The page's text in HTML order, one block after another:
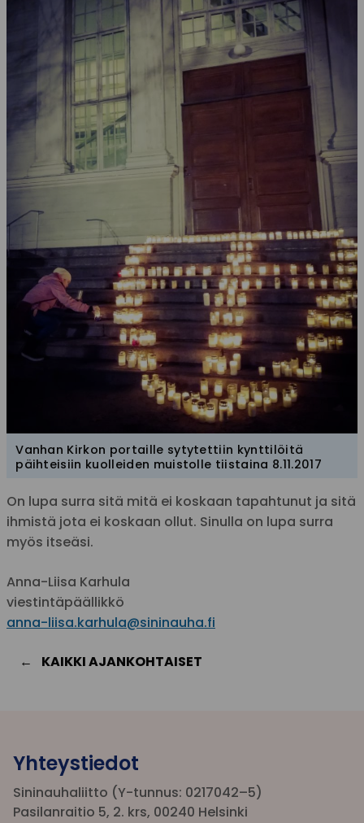
Vanhan Kirkon portaille sytytettiin kynttilöitä
päihteisiin kuolleiden muistolle tiistaina 8.11.2017
On lupa surra sitä mitä ei koskaan tapahtunut ja sitä
ihmistä jota ei koskaan ollut. Sinulla on lupa surra
myös itseäsi.
Anna-Liisa Karhula
viestintäpäällikkö
anna-liisa.karhula@sininauha.fi
KAIKKI AJANKOHTAISET
Yhteystiedot
Sininauhaliitto (Y-tunnus: 0217042–5)
Pasilanraitio 5, 2. krs, 00240 Helsinki